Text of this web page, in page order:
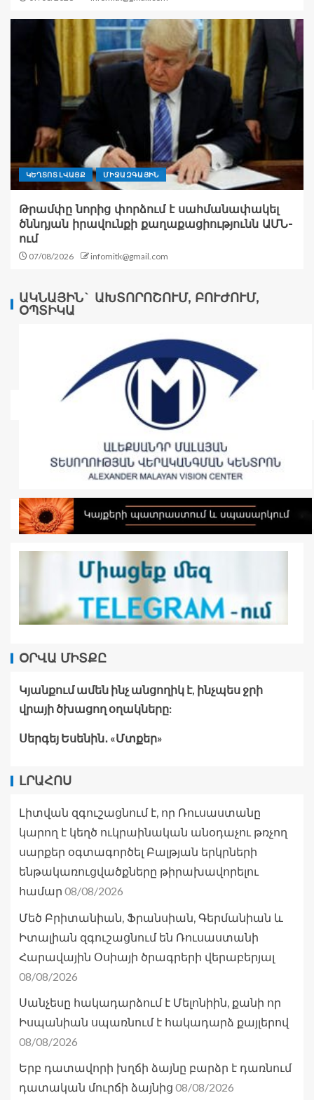
ԿԵՂՏՈՏ ԼՎԱՑՔ ՄԻՋԱԶԳԱՅԻՆ
Թրամփը նորից փորձում է սահմանափակել
ծննդյան իրավունքի քաղաքացիությունն ԱՄՆ-
ում
07/08/2026 infomitk@gmail.com
ԱԿՆԱՅԻՆ` ԱԽՏՈՐՈՇՈՒՄ, ԲՈՒԺՈՒՄ,
ՕՊՏԻԿԱ
ՕՐՎԱ ՄԻՏՔԸ
Կյանքում ամեն ինչ անցողիկ է, ինչպես ջրի
վրայի ծխացող օղակները:
Սերգեյ Եսենին․ «Մտքեր»
ԼՐԱՀՈՍ
Լիտվան զգուշացնում է, որ Ռուսաստանը
կարող է կեղծ ուկրաինական անօդաչու թռչող
սարքեր օգտագործել Բալթյան երկրների
ենթակառուցվածքները թիրախավորելու
համար 08/08/2026
Մեծ Բրիտանիան, Ֆրանսիան, Գերմանիան և
Իտալիան զգուշացնում են Ռուսաստանի
Հարավային Օսիայի ծրագրերի վերաբերյալ
08/08/2026
Սանչեսը հակադարձում է Մելոնիին, քանի որ
Իսպանիան սպառնում է հակադարձ քայլերով
08/08/2026
Երբ դատավորի խղճի ձայնը բարձր է դառնում
դատական մուրճի ձայնից 08/08/2026